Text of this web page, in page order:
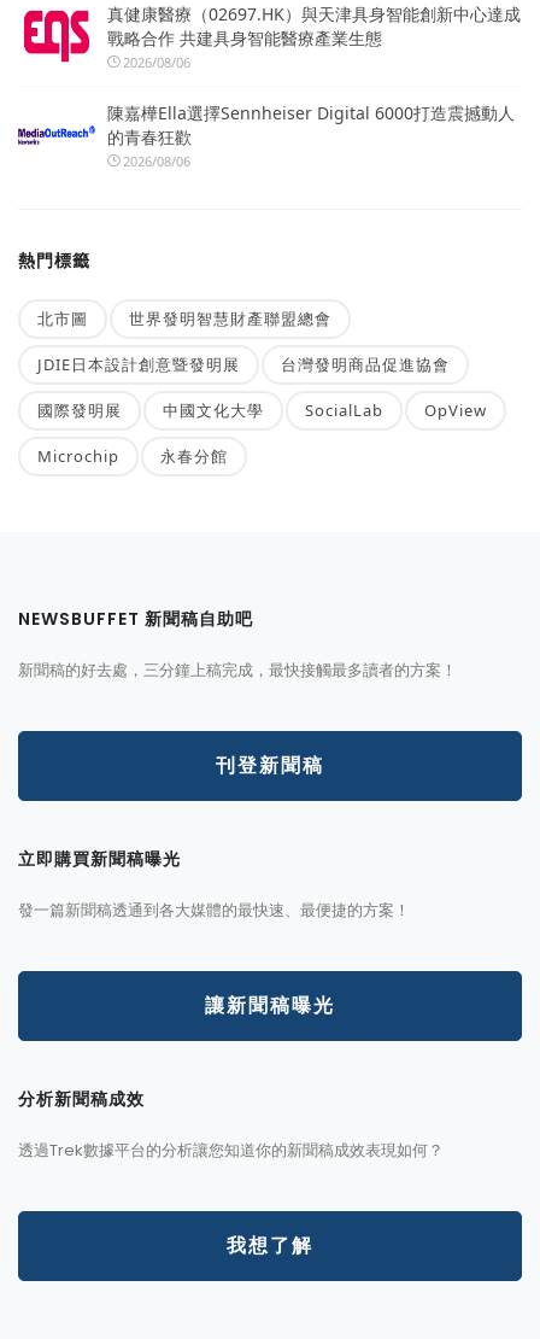
真健康醫療（02697.HK）與天津具身智能創新中心達成
戰略合作 共建具身智能醫療產業生態
2026/08/06
陳嘉樺Ella選擇Sennheiser Digital 6000打造震撼動人
的青春狂歡
2026/08/06
熱門標籤
北市圖 世界發明智慧財產聯盟總會
JDIE日本設計創意暨發明展 台灣發明商品促進協會
國際發明展 中國文化大學 SocialLab OpView
Microchip 永春分館
NEWSBUFFET 新聞稿自助吧
新聞稿的好去處，三分鐘上稿完成，最快接觸最多讀者的方案！
刊登新聞稿
立即購買新聞稿曝光
發一篇新聞稿透通到各大媒體的最快速、最便捷的方案！
讓新聞稿曝光
分析新聞稿成效
透過Trek數據平台的分析讓您知道你的新聞稿成效表現如何？
我想了解